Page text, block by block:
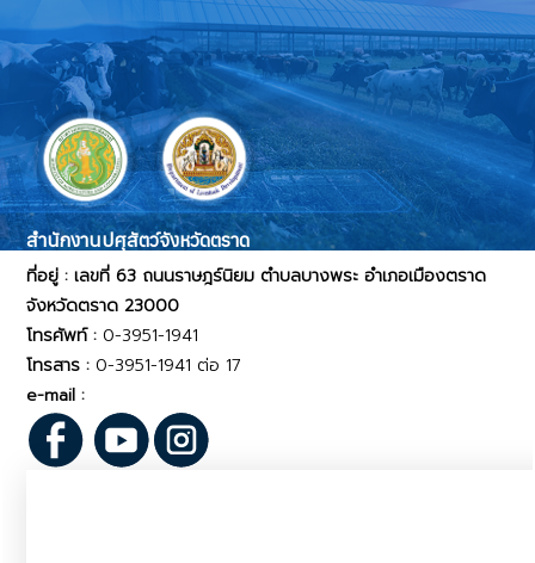
สำนักงานปศุสัตว์จังหวัดตราด
ที่อยู่ : เลขที่ 63 ถนนราษฎร์นิยม ตำบลบางพระ อำเภอเมืองตราด
จังหวัดตราด 23000
โทรศัพท์ : 0-3951-1941
โทรสาร : 0-3951-1941 ต่อ 17
e-mail :